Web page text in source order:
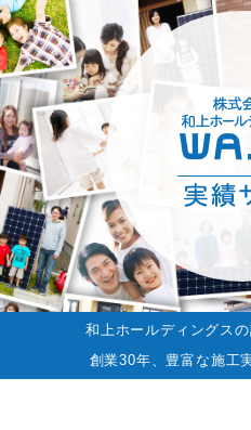
和上ホールディングス
創業30年、豊富な施工